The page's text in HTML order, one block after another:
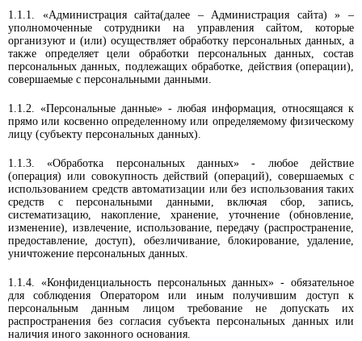
1.1.1. «Администрация сайта(далее – Администрация сайта) » –
уполномоченные сотрудники на управления сайтом, которые
организуют и (или) осуществляет обработку персональных данных, а
также определяет цели обработки персональных данных, состав
персональных данных, подлежащих обработке, действия (операции),
совершаемые с персональными данными.
1.1.2. «Персональные данные» - любая информация, относящаяся к
прямо или косвенно определенному или определяемому физическому
лицу (субъекту персональных данных).
1.1.3. «Обработка персональных данных» - любое действие
(операция) или совокупность действий (операций), совершаемых с
использованием средств автоматизации или без использования таких
средств с персональными данными, включая сбор, запись,
систематизацию, накопление, хранение, уточнение (обновление,
изменение), извлечение, использование, передачу (распространение,
предоставление, доступ), обезличивание, блокирование, удаление,
уничтожение персональных данных.
1.1.4. «Конфиденциальность персональных данных» - обязательное
для соблюдения Оператором или иным получившим доступ к
персональным данным лицом требование не допускать их
распространения без согласия субъекта персональных данных или
наличия иного законного основания.